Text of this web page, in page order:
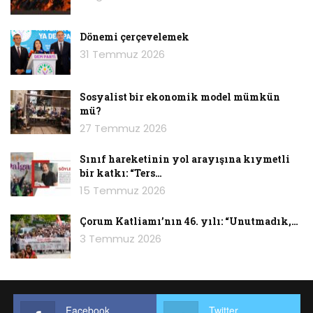
Dönemi çerçevelemek
31 Temmuz 2026
Sosyalist bir ekonomik model mümkün
mü?
27 Temmuz 2026
Sınıf hareketinin yol arayışına kıymetli
bir katkı: “Ters…
15 Temmuz 2026
Çorum Katliamı’nın 46. yılı: “Unutmadık,…
3 Temmuz 2026